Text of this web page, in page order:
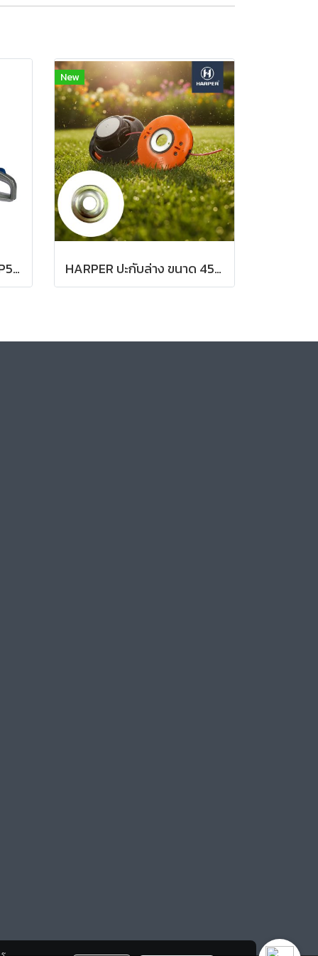
Harper เลื่อยโซ่ยนต์ รุ่น HP540, บาร์ 11.5 นิ้ว
New
HARPER ปะกับล่าง ขนาด 45 มม. รูแกนกลาง 15 มม. หนา 6 มม. สำหรับจานเอ็น กระปุกเอ็น